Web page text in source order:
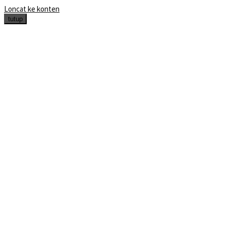
Loncat ke konten
tutup